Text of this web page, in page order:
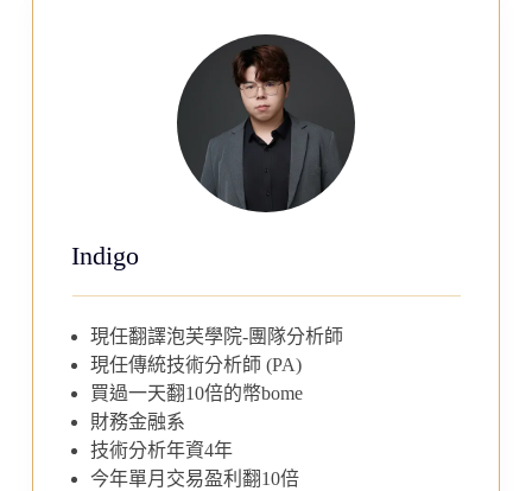
Indigo
現任翻譯泡芙學院-團隊分析師
現任傳統技術分析師 (PA)
買過一天翻10倍的幣bome
財務金融系
技術分析年資4年
今年單月交易盈利翻10倍